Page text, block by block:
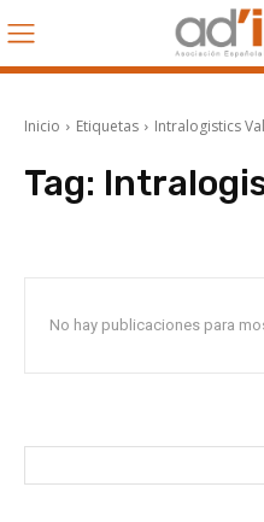
Inicio Etiquetas Intralogistics
Tag:
No hay publicaciones para